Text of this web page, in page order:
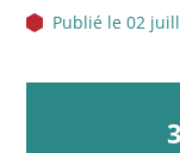
Publié le 02